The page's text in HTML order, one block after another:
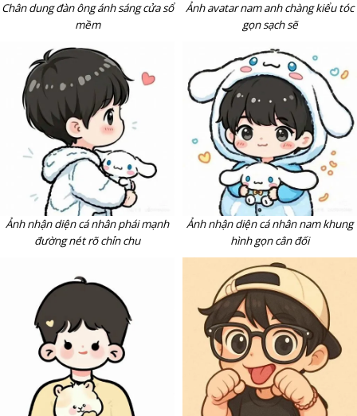
Chân dung đàn ông ánh sáng cửa sổ
mềm
Ảnh avatar nam anh chàng kiểu tóc
gọn sạch sẽ
Ảnh nhận diện cá nhân phái mạnh
đường nét rõ chỉn chu
Ảnh nhận diện cá nhân nam khung
hình gọn cân đối